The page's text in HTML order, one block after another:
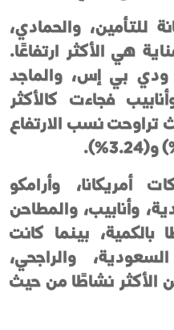
للتأمين، والحمادي،
هي الأكثر ارتفاعًا.
بي إس، والماجد
فجاءت كالأكثر
تراوحت نسب الارتفاع
وأرامكو
وأنابيب، والمطاحن
بالكمية، بينما كانت
والراجحي،
الأكثر نشاطًا من حيث